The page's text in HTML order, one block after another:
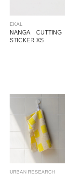
EKAL
NANGA CUTTING
STICKER XS
URBAN RESEARCH